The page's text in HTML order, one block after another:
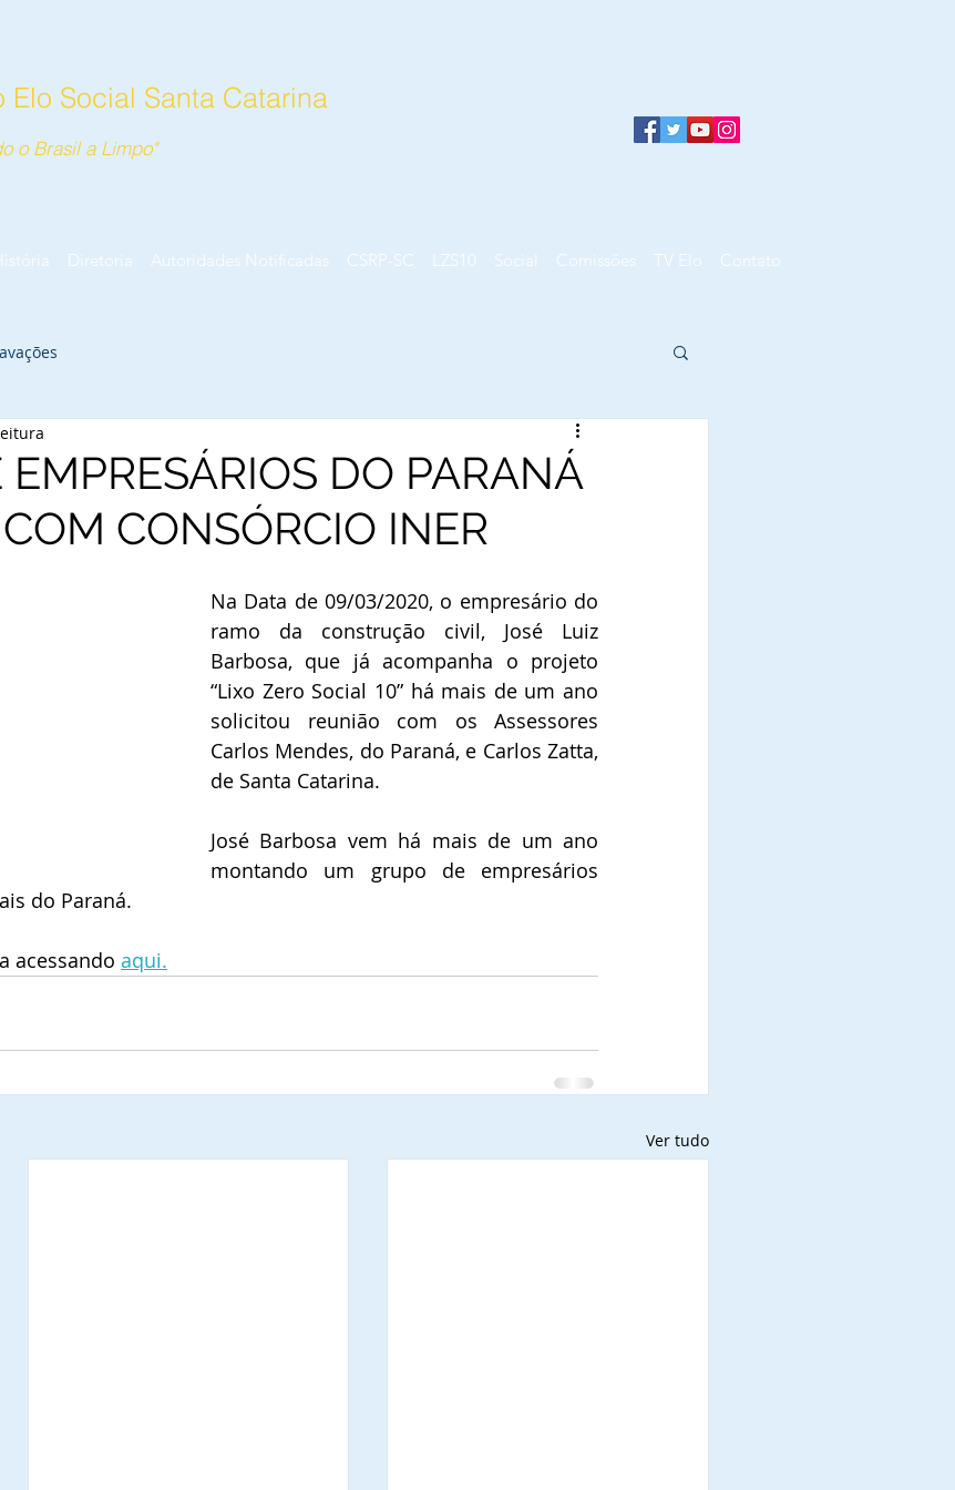
Elo Social Santa Catarina
o Brasil a Limpo"
Diretoria Autoridades Notificadas CSRP-SC LZS10 Social Comissões TV Elo Contato
EMPRESÁRIOS DO PARANÁ
CONSÓRCIO INER
Na Data de 09/03/2020, o empresário do
ramo da construção civil, José Luiz
Barbosa, que já acompanha o projeto
“Lixo Zero Social 10” há mais de um ano
solicitou reunião com os Assessores
Carlos Mendes, do Paraná, e Carlos Zatta,
de Santa Catarina.
José Barbosa vem há mais de um ano
montando um grupo de empresários
do Paraná.
acessando aqui.
Ver tudo